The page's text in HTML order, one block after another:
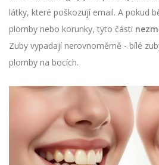
látky, které poškozují email. A pokud
plomby nebo korunky, tyto části
Zuby vypadají nerovnoměrně - bílé
plomby na bocích.